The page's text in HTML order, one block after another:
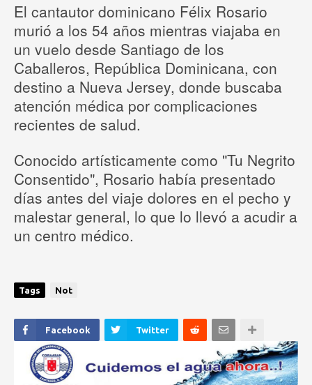
El cantautor dominicano Félix Rosario
murió a los 54 años mientras viajaba en
un vuelo desde Santiago de los
Caballeros, República Dominicana, con
destino a Nueva Jersey, donde buscaba
atención médica por complicaciones
recientes de salud.
Conocido artísticamente como "Tu Negrito
Consentido", Rosario había presentado
días antes del viaje dolores en el pecho y
malestar general, lo que lo llevó a acudir a
un centro médico.
Tags Not
Facebook Twitter